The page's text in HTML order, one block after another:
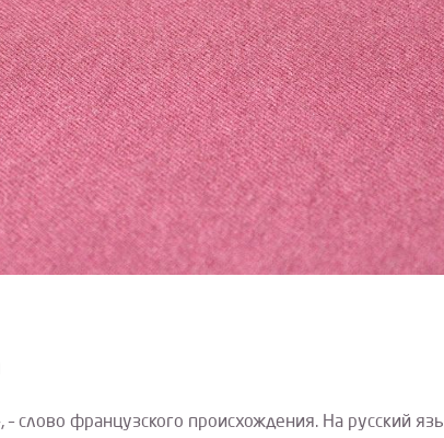
слово французского происхождения. На русский